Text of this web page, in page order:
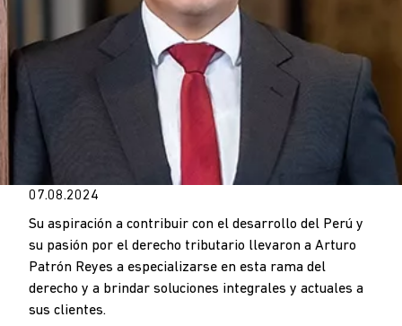
07.08.2024
Su aspiración a contribuir con el desarrollo del Perú y
su pasión por el derecho tributario llevaron a Arturo
Patrón Reyes a especializarse en esta rama del
derecho y a brindar soluciones integrales y actuales a
sus clientes.